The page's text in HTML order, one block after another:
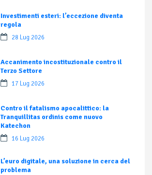
Investimenti esteri: l’eccezione diventa
regola
28 Lug 2026
Accanimento incostituzionale contro il
Terzo Settore
17 Lug 2026
Contro il fatalismo apocalittico: la
Tranquillitas ordinis come nuovo
Katechon
16 Lug 2026
L’euro digitale, una soluzione in cerca del
problema